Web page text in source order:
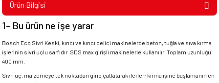
Ürün Bilgisi
1- Bu ürün ne işe yarar
Bosch Eco Sivri Keski, kırıcı ve kırıcı delici makinelerde beton, tuğla ve sıva kırma
işlerinin sivri uçlu sarfıdır. SDS max girişli makinelerle kullanılır. Toplam uzunluğu
400 mm.
Sivri uç, malzemeye tek noktadan girip çatlatarak ilerler; kırma işine başlamanın en